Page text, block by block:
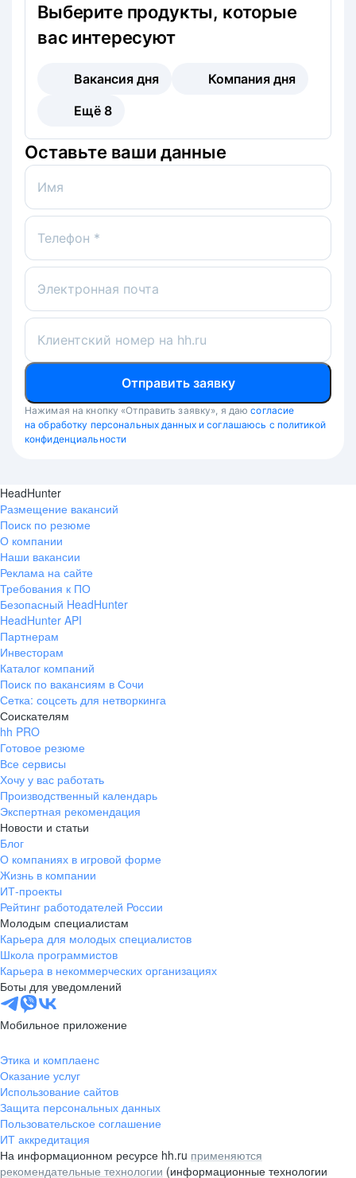
Выберите продукты, которые
вас интересуют
Вакансия дня
Компания дня
Ещё 8
Оставьте ваши данные
Имя
Телефон *
Электронная почта
Клиентский номер на hh.ru
Отправить заявку
Нажимая на кнопку «Отправить заявку», я даю согласие
на обработку персональных данных и соглашаюсь с политикой
конфиденциальности
HeadHunter
Размещение вакансий
Поиск по резюме
О компании
Наши вакансии
Реклама на сайте
Требования к ПО
Безопасный HeadHunter
HeadHunter API
Партнерам
Инвесторам
Каталог компаний
Поиск по вакансиям в Сочи
Сетка: соцсеть для нетворкинга
Соискателям
hh PRO
Готовое резюме
Все сервисы
Хочу у вас работать
Производственный календарь
Экспертная рекомендация
Новости и статьи
Блог
О компаниях в игровой форме
Жизнь в компании
ИТ-проекты
Рейтинг работодателей России
Молодым специалистам
Карьера для молодых специалистов
Школа программистов
Карьера в некоммерческих организациях
Боты для уведомлений
Мобильное приложение
Этика и комплаенс
Оказание услуг
Использование сайтов
Защита персональных данных
Пользовательское соглашение
ИТ аккредитация
На информационном ресурсе hh.ru применяются
рекомендательные технологии (информационные технологии